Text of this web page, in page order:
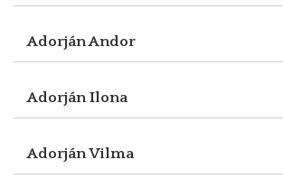
Adorján Andor
Adorján Ilona
Adorján Vilma